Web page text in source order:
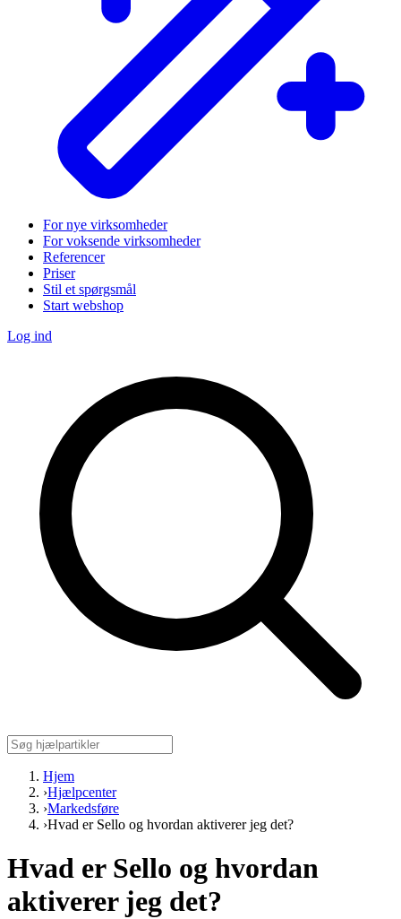
For nye virksomheder
For voksende virksomheder
Referencer
Priser
Stil et spørgsmål
Start webshop
Log ind
Hjem
›Hjælpcenter
›Markedsføre
›Hvad er Sello og hvordan aktiverer jeg det?
Hvad er Sello og hvordan
aktiverer jeg det?